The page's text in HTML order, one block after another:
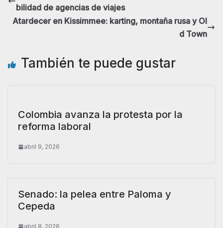
bilidad de agencias de viajes
Atardecer en Kissimmee: karting, montaña rusa y Ol
d Town
También te puede gustar
Colombia avanza la protesta por la
reforma laboral
abril 9, 2026
Senado: la pelea entre Paloma y
Cepeda
abril 8, 2026